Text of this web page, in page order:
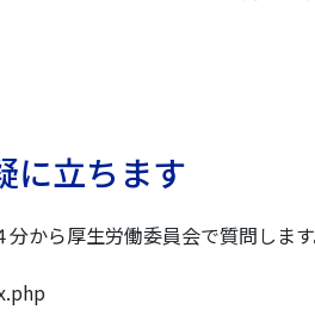
に立ちます
から厚生労働委員会で質問しま